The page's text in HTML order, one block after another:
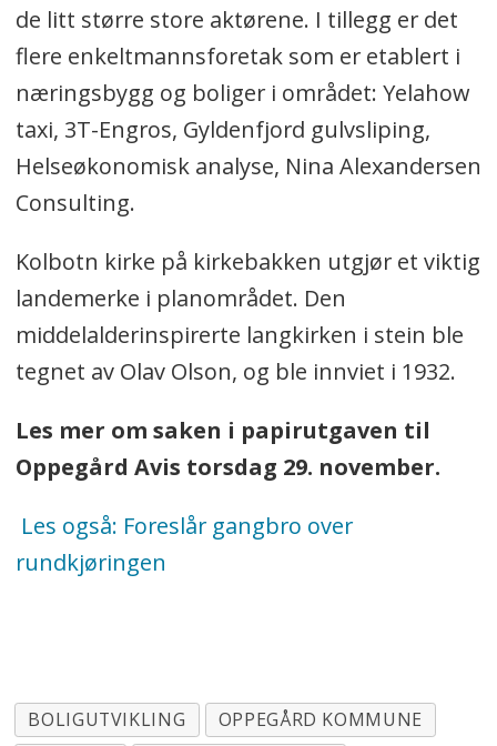
de litt større store aktørene. I tillegg er det
flere enkeltmannsforetak som er etablert i
næringsbygg og boliger i området: Yelahow
taxi, 3T-Engros, Gyldenfjord gulvsliping,
Helseøkonomisk analyse, Nina Alexandersen
Consulting.
Kolbotn kirke på kirkebakken utgjør et viktig
landemerke i planområdet. Den
middelalderinspirerte langkirken i stein ble
tegnet av Olav Olson, og ble innviet i 1932.
Les mer om saken i papirutgaven til
Oppegård Avis torsdag 29. november.
Les også: Foreslår gangbro over
rundkjøringen
BOLIGUTVIKLING
OPPEGÅRD KOMMUNE